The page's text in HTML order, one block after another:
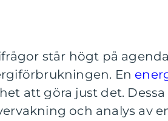
står högt på
En
att göra just det.
och analys av